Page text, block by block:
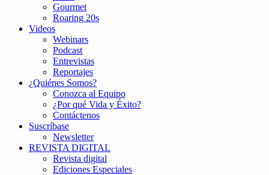
Gourmet
Roaring 20s
Videos
Webinars
Podcast
Entrevistas
Reportajes
¿Quiénes Somos?
Conozca al Equipo
¿Por qué Vida y Éxito?
Contáctenos
Suscríbase
Newsletter
REVISTA DIGITAL
Revista digital
Ediciones Especiales